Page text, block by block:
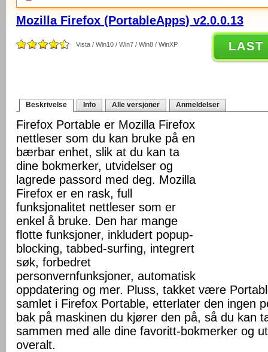
Mozilla Firefox (PortableApps) v2.0.0.13
Vista / Win10 / Win7 / Win8 / WinXP LAST
Beskrivelse Info Alle versjoner Anmeldelser
Firefox Portable er Mozilla Firefox
nettleser som du kan bruke på en
bærbar enhet, slik at du kan ta
dine bokmerker, utvidelser og
lagrede passord med deg. Mozilla
Firefox er en rask, full
funksjonalitet nettleser som er
enkel å bruke. Den har mange
flotte funksjoner, inkludert popup-
blocking, tabbed-surfing, integrert
søk, forbedret
personvernfunksjoner, automatisk
oppdatering og mer. Pluss, takket være
samlet i Firefox Portable, etterlater den ingen
bak på maskinen du kjører den på, så du kan
sammen med alle dine favoritt-bokmerker og
overalt.